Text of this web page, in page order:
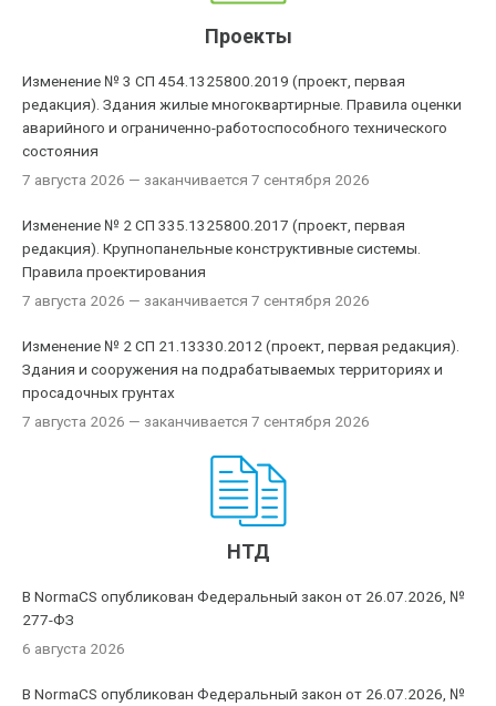
Проекты
Изменение № 3 СП 454.1325800.2019 (проект, первая
редакция). Здания жилые многоквартирные. Правила оценки
аварийного и ограниченно-работоспособного технического
состояния
7 августа 2026 — заканчивается 7 сентября 2026
Изменение № 2 СП 335.1325800.2017 (проект, первая
редакция). Крупнопанельные конструктивные системы.
Правила проектирования
7 августа 2026 — заканчивается 7 сентября 2026
Изменение № 2 СП 21.13330.2012 (проект, первая редакция).
Здания и сооружения на подрабатываемых территориях и
просадочных грунтах
7 августа 2026 — заканчивается 7 сентября 2026
НТД
В NormaCS опубликован Федеральный закон от 26.07.2026, №
277-ФЗ
6 августа 2026
В NormaCS опубликован Федеральный закон от 26.07.2026, №